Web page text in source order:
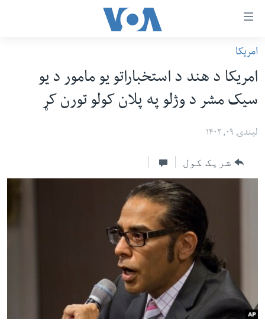
رسي
وړ
اتصالات
متن
ځای
افغانستان
سیمه
امریکا
ښځې او نجونې
د بیان ازادي
له مونږ سره په تماس کې پاتې شئ
امریکا
امریکا د هند د استخباراتو یو مامور د یو
سیک مشر د وژلو په پلان کولو تورن کړ
لیندۍ ۰۹, ۱۴۰۲
شریک کول